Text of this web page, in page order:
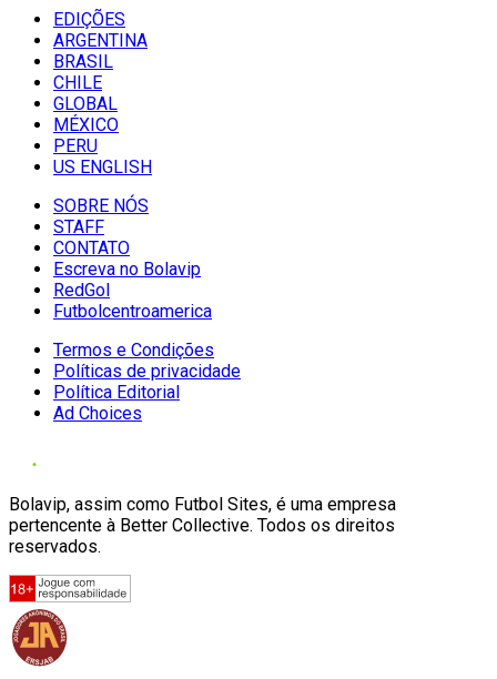
EDIÇÕES
ARGENTINA
BRASIL
CHILE
GLOBAL
MÉXICO
PERU
US ENGLISH
SOBRE NÓS
STAFF
CONTATO
Escreva no Bolavip
RedGol
Futbolcentroamerica
Termos e Condições
Políticas de privacidade
Política Editorial
Ad Choices
Bolavip, assim como Futbol Sites, é uma empresa
pertencente à Better Collective. Todos os direitos
reservados.